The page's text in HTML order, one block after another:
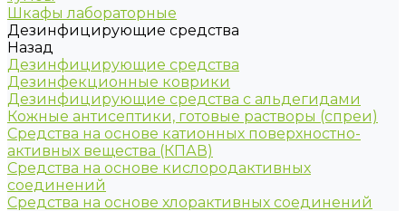
Шкафы лабораторные
Дезинфицирующие средства
Назад
Дезинфицирующие средства
Дезинфекционные коврики
Дезинфицирующие средства с альдегидами
Кожные антисептики, готовые растворы (спреи)
Средства на основе катионных поверхностно-
активных вещества (КПАВ)
Средства на основе кислородактивных
соединений
Средства на основе хлорактивных соединений